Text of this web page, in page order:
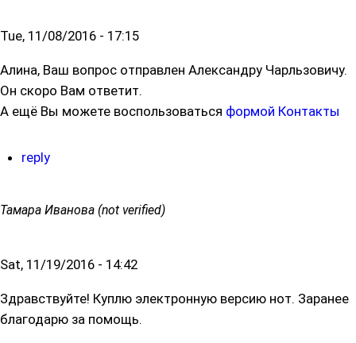
Tue, 11/08/2016 - 17:15
Алина, Ваш вопрос отправлен Александру Чарльзовичу.
Он скоро Вам ответит.
А ещё Вы можете воспользоваться формой Контакты
reply
Тамара Иванова (not verified)
Sat, 11/19/2016 - 14:42
Здравствуйте! Куплю электронную версию нот. Заранее
благодарю за помощь.